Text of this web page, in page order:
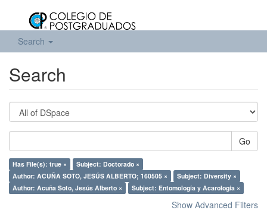
Search
Search
Go
Has File(s): true ×
Subject: Doctorado ×
Author: ACUÑA SOTO, JESÚS ALBERTO; 160505 ×
Subject: Diversity ×
Author: Acuña Soto, Jesús Alberto ×
Subject: Entomología y Acarología ×
Show Advanced Filters